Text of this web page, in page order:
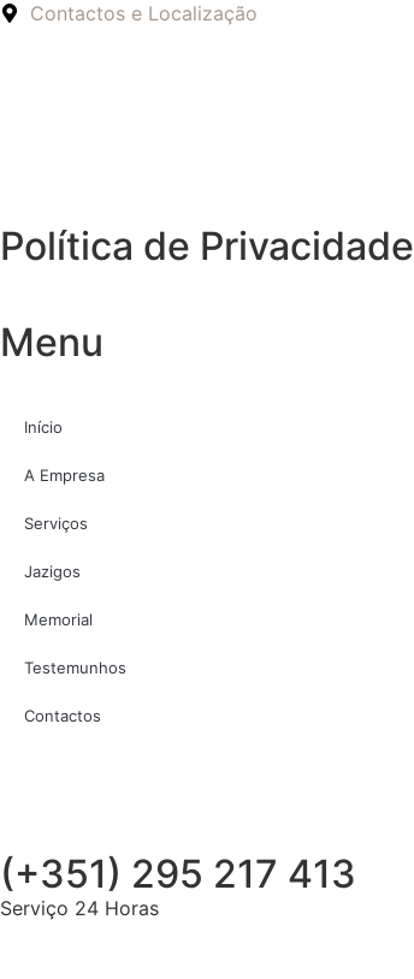
Contactos e Localização
Política de Privacidade
Menu
Início
A Empresa
Serviços
Jazigos
Memorial
Testemunhos
Contactos
(+351) 295 217 413
Serviço 24 Horas